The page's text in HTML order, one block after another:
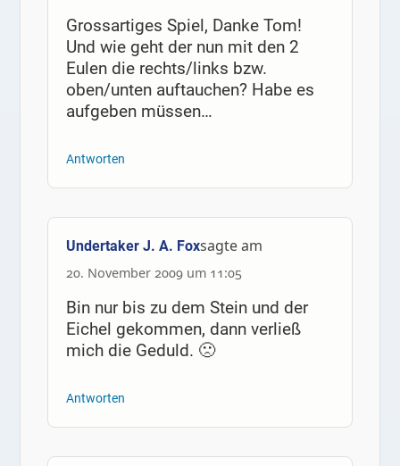
Grossartiges Spiel, Danke Tom!
Und wie geht der nun mit den 2
Eulen die rechts/links bzw.
oben/unten auftauchen? Habe es
aufgeben müssen…
Antworten
Undertaker J. A. Foxsagte am
20. November 2009 um 11:05
Bin nur bis zu dem Stein und der
Eichel gekommen, dann verließ
mich die Geduld. 🙁
Antworten